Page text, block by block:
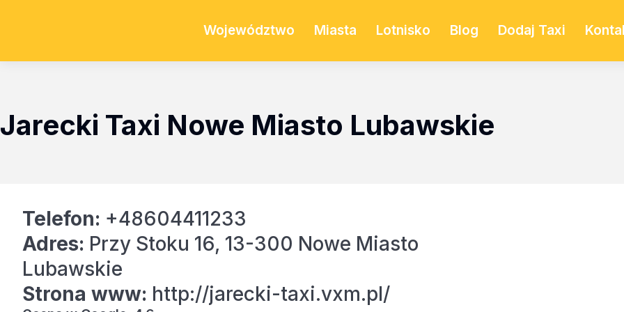
Województwo Miasta Lotnisko Blog Dodaj Taxi
Jarecki Taxi Nowe Miasto Lubawskie
Telefon: +48604411233
Adres: Przy Stoku 16, 13-300 Nowe Miasto
Lubawskie
Strona www: http://jarecki-taxi.vxm.pl/